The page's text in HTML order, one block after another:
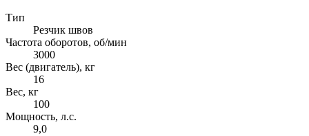
Тип
Резчик швов
Частота оборотов, об/мин
3000
Вес (двигатель), кг
16
Вес, кг
100
Мощность, л.с.
9,0